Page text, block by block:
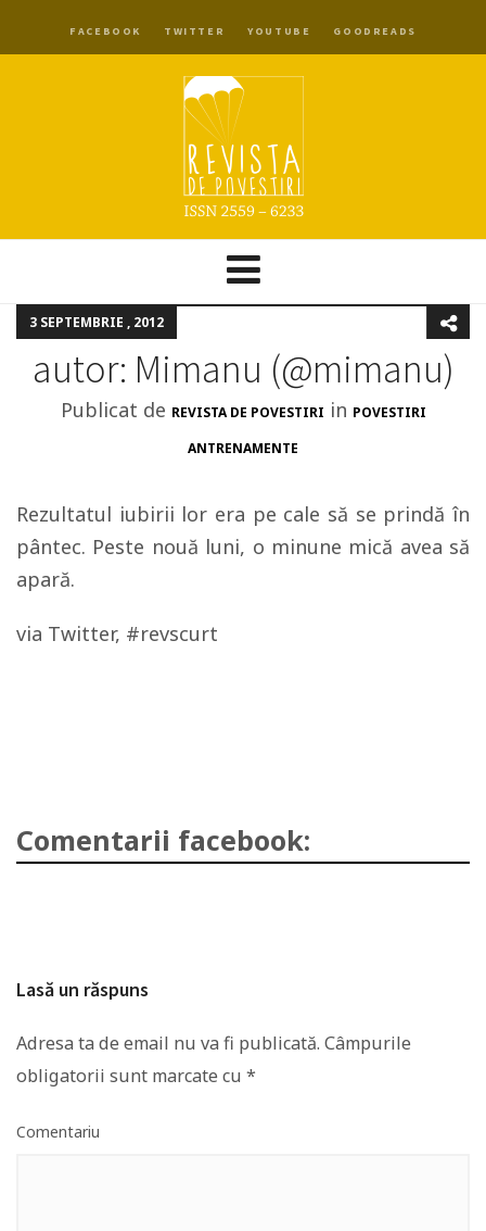
FACEBOOK TWITTER YOUTUBE GOODREADS
3 SEPTEMBRIE , 2012
autor: Mimanu (@mimanu)
Publicat de REVISTA DE POVESTIRI in POVESTIRI
ANTRENAMENTE
Rezultatul iubirii lor era pe cale să se prindă în
pântec. Peste nouă luni, o minune mică avea să
apară.
via Twitter, #revscurt
Comentarii facebook:
Lasă un răspuns
Adresa ta de email nu va fi publicată. Câmpurile
obligatorii sunt marcate cu *
Comentariu